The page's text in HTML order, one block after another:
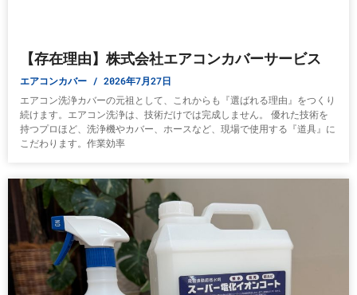
【存在理由】株式会社エアコンカバーサービス
エアコンカバー 2026年7月27日
エアコン洗浄カバーの元祖として、これからも『選ばれる理由』をつくり
続けます。エアコン洗浄は、技術だけでは完成しません。 優れた技術を
持つプロほど、洗浄機やカバー、ホースなど、現場で使用する『道具』に
こだわります。作業効率